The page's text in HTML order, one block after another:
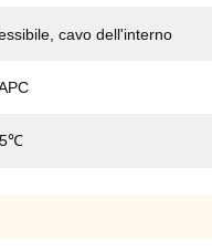
cavo dell'interno